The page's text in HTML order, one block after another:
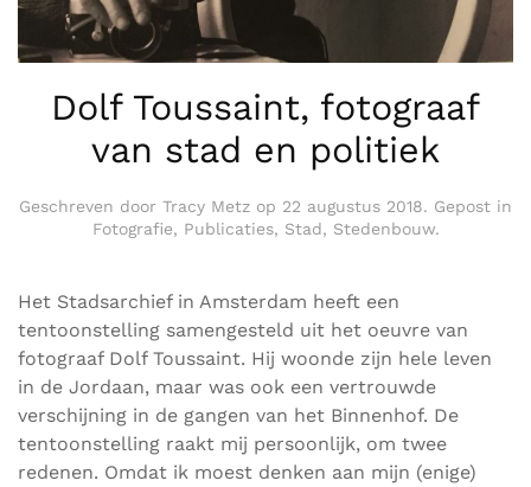
Dolf Toussaint, fotograaf
van stad en politiek
Geschreven door Tracy Metz op 22 augustus 2018. Gepost in
Fotografie, Publicaties, Stad, Stedenbouw.
Het Stadsarchief in Amsterdam heeft een
tentoonstelling samengesteld uit het oeuvre van
fotograaf Dolf Toussaint. Hij woonde zijn hele leven
in de Jordaan, maar was ook een vertrouwde
verschijning in de gangen van het Binnenhof. De
tentoonstelling raakt mij persoonlijk, om twee
redenen. Omdat ik moest denken aan mijn (enige)